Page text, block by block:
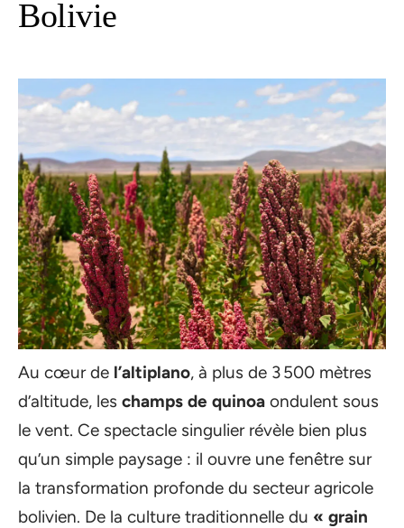
Bolivie
Au cœur de l’altiplano, à plus de 3 500 mètres
d’altitude, les champs de quinoa ondulent sous
le vent. Ce spectacle singulier révèle bien plus
qu’un simple paysage : il ouvre une fenêtre sur
la transformation profonde du secteur agricole
bolivien. De la culture traditionnelle du « grain